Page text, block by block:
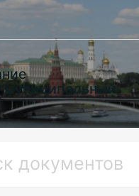
самоуправления
округаСоколв